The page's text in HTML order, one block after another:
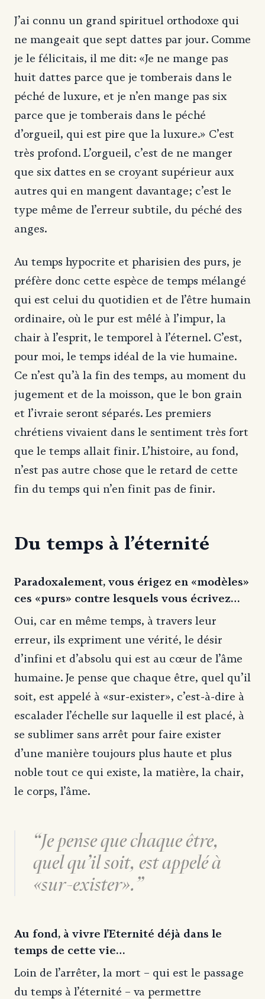
J’ai connu un grand spirituel orthodoxe qui
ne mangeait que sept dattes par jour. Comme
je le félicitais, il me dit: «Je ne mange pas
huit dattes parce que je tomberais dans le
péché de luxure, et je n’en mange pas six
parce que je tomberais dans le péché
d’orgueil, qui est pire que la luxure.» C’est
très profond. L’orgueil, c’est de ne manger
que six dattes en se croyant supérieur aux
autres qui en mangent davantage; c’est le
type même de l’erreur subtile, du péché des
anges.
Au temps hypocrite et pharisien des purs, je
préfère donc cette espèce de temps mélangé
qui est celui du quotidien et de l’être humain
ordinaire, où le pur est mêlé à l’impur, la
chair à l’esprit, le temporel à l’éternel. C’est,
pour moi, le temps idéal de la vie humaine.
Ce n’est qu’à la fin des temps, au moment du
jugement et de la moisson, que le bon grain
et l’ivraie seront séparés. Les premiers
chrétiens vivaient dans le sentiment très fort
que le temps allait finir. L’histoire, au fond,
n’est pas autre chose que le retard de cette
fin du temps qui n’en finit pas de finir.
Du temps à l’éternité
Paradoxalement, vous érigez en «modèles»
ces «purs» contre lesquels vous écrivez…
Oui, car en même temps, à travers leur
erreur, ils expriment une vérité, le désir
d’infini et d’absolu qui est au cœur de l’âme
humaine. Je pense que chaque être, quel qu’il
soit, est appelé à «sur-exister», c’est-à-dire à
escalader l’échelle sur laquelle il est placé, à
se sublimer sans arrêt pour faire exister
d’une manière toujours plus haute et plus
noble tout ce qui existe, la matière, la chair,
le corps, l’âme.
Je pense que chaque être,
quel qu’il soit, est appelé à
«sur-exister».
Au fond, à vivre l’Eternité déjà dans le
temps de cette vie…
Loin de l’arrêter, la mort – qui est le passage
du temps à l’éternité – va permettre